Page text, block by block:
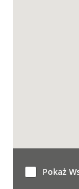
Pokaż